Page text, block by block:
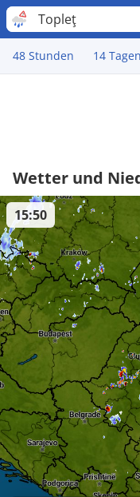
Topleţ
48 Stunden 14 Tagen
Wetter und
15:50